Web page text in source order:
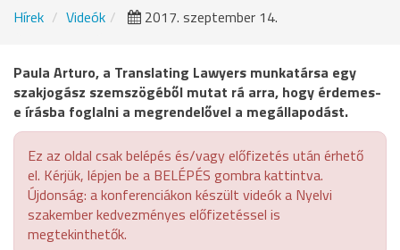
Hírek Videók 2017. szeptember 14.
Paula Arturo, a Translating Lawyers munkatársa egy
szakjogász szemszögéből mutat rá arra, hogy érdemes-
e írásba foglalni a megrendelővel a megállapodást.
Ez az oldal csak belépés és/vagy előfizetés után érhető
el. Kérjük, lépjen be a BELÉPÉS gombra kattintva.
Újdonság: a konferenciákon készült videók a Nyelvi
szakember kedvezményes előfizetéssel is
megtekinthetők.